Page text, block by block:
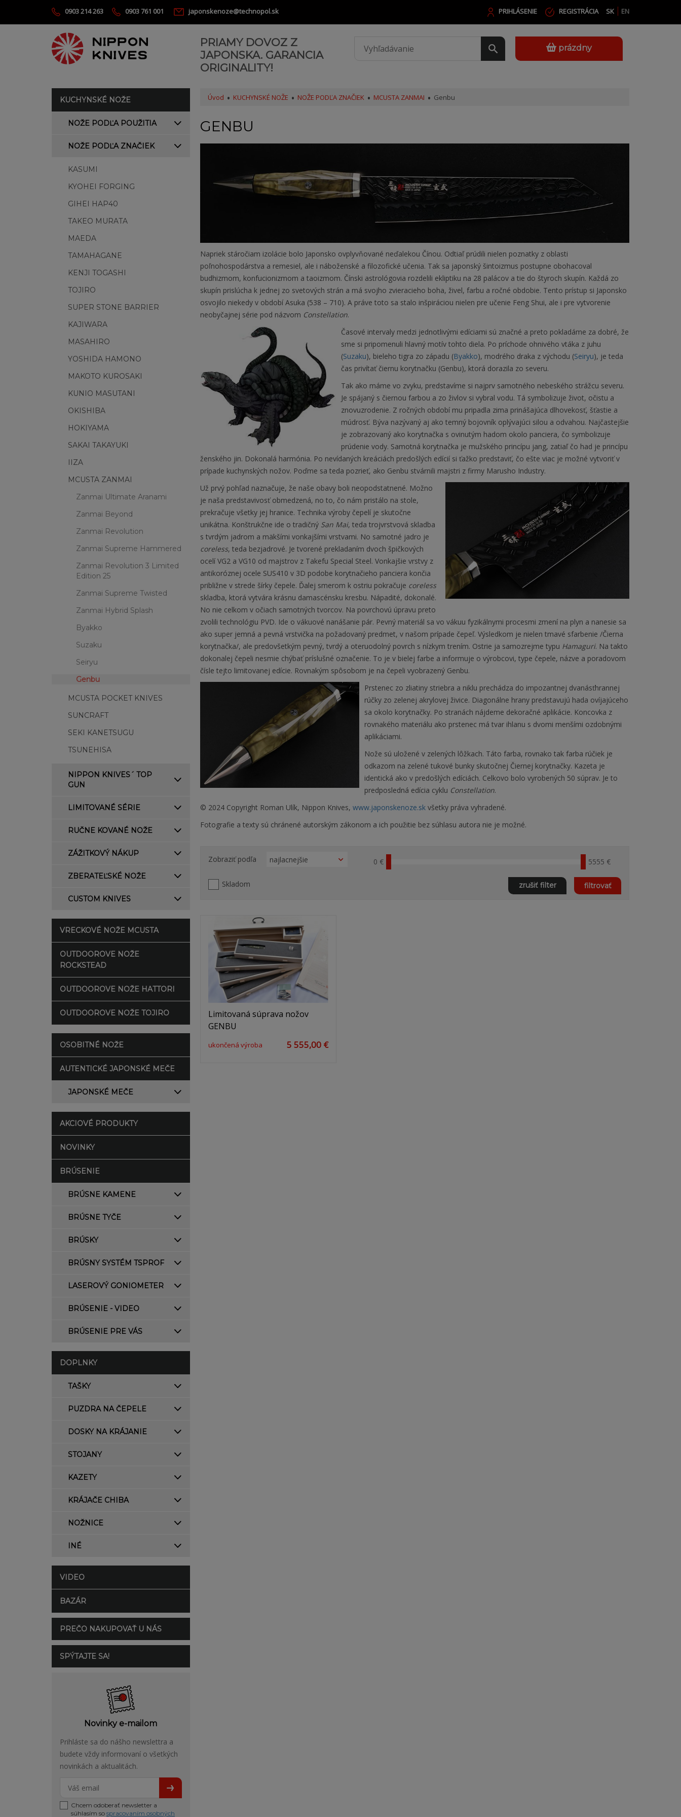
0903 214 263 0903 761 001 japonskenoze@technopol.sk SK EN
PRIHLÁSENIE REGISTRÁCIA
PRIAMY DOVOZ Z
JAPONSKA. GARANCIA
ORIGINALITY!
prázdny
KUCHYNSKÉ NOŽE
NOŽE PODĽA POUŽITIA
NOŽE PODĽA ZNAČIEK
KASUMI
KYOHEI FORGING
GIHEI HAP40
TAKEO MURATA
MAEDA
TAMAHAGANE
KENJI TOGASHI
TOJIRO
SUPER STONE BARRIER
KAJIWARA
MASAHIRO
YOSHIDA HAMONO
MAKOTO KUROSAKI
KUNIO MASUTANI
OKISHIBA
HOKIYAMA
SAKAI TAKAYUKI
IIZA
MCUSTA ZANMAI
Zanmai Ultimate Aranami
Zanmai Beyond
Zanmai Revolution
Zanmai Supreme Hammered
Zanmai Revolution 3 Limited
Edition 25
Zanmai Supreme Twisted
Zanmai Hybrid Splash
Byakko
Suzaku
Seiryu
Genbu
MCUSTA POCKET KNIVES
SUNCRAFT
SEKI KANETSUGU
TSUNEHISA
NIPPON KNIVES´ TOP
GUN
LIMITOVANÉ SÉRIE
RUČNE KOVANÉ NOŽE
ZÁŽITKOVÝ NÁKUP
ZBERATEĽSKÉ NOŽE
CUSTOM KNIVES
VRECKOVÉ NOŽE MCUSTA
OUTDOOROVE NOŽE
ROCKSTEAD
OUTDOOROVE NOŽE HATTORI
OUTDOOROVE NOŽE TOJIRO
OSOBITNÉ NOŽE
AUTENTICKÉ JAPONSKÉ MEČE
JAPONSKÉ MEČE
AKCIOVÉ PRODUKTY
NOVINKY
BRÚSENIE
BRÚSNE KAMENE
BRÚSNE TYČE
BRÚSKY
BRÚSNY SYSTÉM TSPROF
LASEROVÝ GONIOMETER
BRÚSENIE - VIDEO
BRÚSENIE PRE VÁS
DOPLNKY
TAŠKY
PUZDRA NA ČEPELE
DOSKY NA KRÁJANIE
STOJANY
KAZETY
KRÁJAČE CHIBA
NOŽNICE
INÉ
VIDEO
BAZÁR
PREČO NAKUPOVAŤ U NÁS
SPÝTAJTE SA!
Novinky e-mailom
Prihláste sa do nášho newslettra a
budete vždy informovaní o všetkých
novinkách a aktualitách.
Chcem odoberať newsletter a
súhlasím so spracovaním osobných
Úvod KUCHYNSKÉ NOŽE NOŽE PODĽA ZNAČIEK MCUSTA ZANMAI Genbu
GENBU
Napriek stáročiam izolácie bolo Japonsko ovplyvňované neďalekou Čínou. Odtiaľ prúdili nielen poznatky z oblasti
poľnohospodárstva a remesiel, ale i náboženské a filozofické učenia. Tak sa japonský šintoizmus postupne obohacoval
budhizmom, konfucionizmom a taoizmom. Čínski astrológovia rozdelili ekliptiku na 28 palácov a tie do štyroch skupín. Každá zo
skupín prislúcha k jednej zo svetových strán a má svojho zvieracieho boha, živel, farbu a ročné obdobie. Tento prístup si Japonsko
osvojilo niekedy v období Asuka (538 – 710). A práve toto sa stalo inšpiráciou nielen pre učenie Feng Shui, ale i pre vytvorenie
neobyčajnej série pod názvom Constellation.
Časové intervaly medzi jednotlivými edíciami sú značné a preto pokladáme za dobré, že
sme si pripomenuli hlavný motív tohto diela. Po príchode ohnivého vtáka z juhu
(Suzaku), bieleho tigra zo západu (Byakko), modrého draka z východu (Seiryu), je teda
čas privítať čiernu korytnačku (Genbu), ktorá dorazila zo severu.
Tak ako máme vo zvyku, predstavíme si najprv samotného nebeského strážcu severu.
Je spájaný s čiernou farbou a zo živlov si vybral vodu. Tá symbolizuje život, očistu a
znovuzrodenie. Z ročných období mu pripadla zima prinášajúca dlhovekosť, šťastie a
múdrosť. Býva nazývaný aj ako temný bojovník oplývajúci silou a odvahou. Najčastejšie
je zobrazovaný ako korytnačka s ovinutým hadom okolo panciera, čo symbolizuje
prúdenie vody. Samotná korytnačka je mužského princípu jang, zatiaľ čo had je princípu
ženského jin. Dokonalá harmónia. Po nevídaných kreáciách predošlých edícií si ťažko predstaviť, čo ešte viac je možné vytvoriť v
prípade kuchynských nožov. Poďme sa teda pozrieť, ako Genbu stvárnili majstri z firmy Marusho Industry.
Už prvý pohľad naznačuje, že naše obavy boli neopodstatnené. Možno
je naša predstavivosť obmedzená, no to, čo nám pristálo na stole,
prekračuje všetky jej hranice. Technika výroby čepelí je skutočne
unikátna. Konštrukčne ide o tradičný San Mai, teda trojvrstvová skladba
s tvrdým jadrom a mäkšími vonkajšími vrstvami. No samotné jadro je
coreless, teda bezjadrové. Je tvorené prekladaním dvoch špičkových
ocelí VG2 a VG10 od majstrov z Takefu Special Steel. Vonkajšie vrstvy z
antikoróznej ocele SUS410 v 3D podobe korytnačieho panciera končia
približne v strede šírky čepele. Ďalej smerom k ostriu pokračuje coreless
skladba, ktorá vytvára krásnu damascénsku kresbu. Nápadité, dokonalé.
No nie celkom v očiach samotných tvorcov. Na povrchovú úpravu preto
zvolili technológiu PVD. Ide o vákuové nanášanie pár. Pevný materiál sa vo vákuu fyzikálnymi procesmi zmení na plyn a nanesie sa
ako super jemná a pevná vrstvička na požadovaný predmet, v našom prípade čepeľ. Výsledkom je nielen tmavé sfarbenie /Čierna
korytnačka/, ale predovšetkým pevný, tvrdý a oteruodolný povrch s nízkym trením. Ostrie ja samozrejme typu Hamaguri. Na takto
dokonalej čepeli nesmie chýbať príslušné označenie. To je v bielej farbe a informuje o výrobcovi, type čepele, názve a poradovom
čísle tejto limitovanej edície. Rovnakým spôsobom je na čepeli vyobrazený Genbu.
Prstenec zo zliatiny striebra a niklu prechádza do impozantnej dvanásťhrannej
rúčky zo zelenej akrylovej živice. Diagonálne hrany predstavujú hada ovíjajúceho
sa okolo korytnačky. Po stranách nájdeme dekoračné aplikácie. Koncovka z
rovnakého materiálu ako prstenec má tvar ihlanu s dvomi menšími ozdobnými
aplikáciami.
Nože sú uložené v zelených lôžkach. Táto farba, rovnako tak farba rúčiek je
odkazom na zelené tukové bunky skutočnej Čiernej korytnačky. Kazeta je
identická ako v predošlých edíciách. Celkovo bolo vyrobených 50 súprav. Je to
predposledná edícia cyklu Constellation.
© 2024 Copyright Roman Ulík, Nippon Knives, www.japonskenoze.skvšetky práva vyhradené.
Fotografie a texty sú chránené autorským zákonom a ich použitie bez súhlasu autora nie je možné.
0 € 5555 €
Skladom filtrovať
zrušiť filter
Zobraziť podľa
Limitovaná súprava nožov
GENBU
ukončená výroba 5 555,00 €